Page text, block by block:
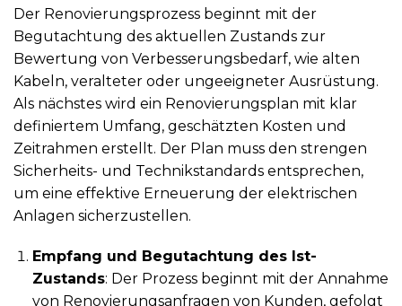
Der Renovierungsprozess beginnt mit der
Begutachtung des aktuellen Zustands zur
Bewertung von Verbesserungsbedarf, wie alten
Kabeln, veralteter oder ungeeigneter Ausrüstung.
Als nächstes wird ein Renovierungsplan mit klar
definiertem Umfang, geschätzten Kosten und
Zeitrahmen erstellt. Der Plan muss den strengen
Sicherheits- und Technikstandards entsprechen,
um eine effektive Erneuerung der elektrischen
Anlagen sicherzustellen.
Empfang und Begutachtung des Ist-
Zustands: Der Prozess beginnt mit der Annahme
von Renovierungsanfragen von Kunden, gefolgt